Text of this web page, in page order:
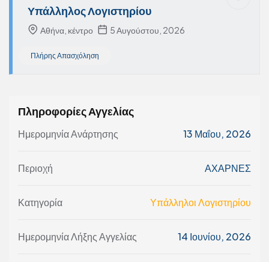
Υπάλληλος Λογιστηρίου
Αθήνα, κέντρο 5 Αυγούστου, 2026
Πλήρης Απασχόληση
Πληροφορίες Αγγελίας
Ημερομηνία Ανάρτησης 13 Μαΐου, 2026
Περιοχή ΑΧΑΡΝΕΣ
Κατηγορία Υπάλληλοι Λογιστηρίου
Ημερομηνία Λήξης Αγγελίας 14 Ιουνίου, 2026